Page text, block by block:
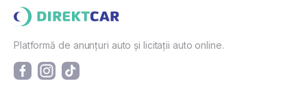
Platformă de anunțuri auto și licitații auto online.